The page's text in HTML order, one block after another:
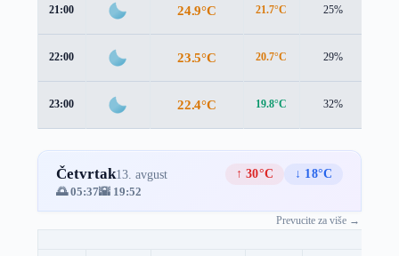
21:00 24.9°C 21.7°C 25%
22:00 23.5°C 20.7°C 29%
23:00 22.4°C 19.8°C 32%
Četvrtak13. avgust ↑ 30°C
↓ 18°C
🌅 05:37🌇 19:52
Prevucite za više →